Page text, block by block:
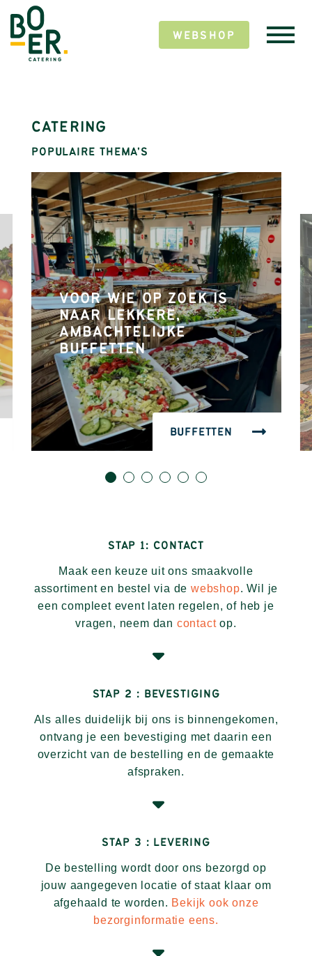
WEBSHOP
CATERING
POPULAIRE THEMA'S
VOOR WIE OP ZOEK IS
NAAR LEKKERE,
AMBACHTELIJKE
BUFFETTEN
BUFFETTEN
STAP 1: CONTACT
Maak een keuze uit ons smaakvolle
assortiment en bestel via dewebshop. Wil je
een compleet event laten regelen, of heb je
vragen, neem dan contactop.
STAP 2 : BEVESTIGING
Als alles duidelijk bij ons is binnengekomen,
ontvang je een bevestiging met daarin een
overzicht van de bestelling en de gemaakte
afspraken.
STAP 3 : LEVERING
De bestelling wordt door ons bezorgd op
jouw aangegeven locatie of staat klaar om
afgehaald te worden. Bekijk ook onze
bezorginformatie eens.